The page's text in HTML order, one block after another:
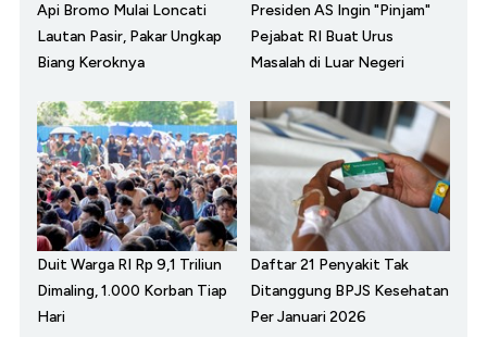
Api Bromo Mulai Loncati
Lautan Pasir, Pakar Ungkap
Biang Keroknya
Presiden AS Ingin "Pinjam"
Pejabat RI Buat Urus
Masalah di Luar Negeri
Duit Warga RI Rp 9,1 Triliun
Dimaling, 1.000 Korban Tiap
Hari
Daftar 21 Penyakit Tak
Ditanggung BPJS Kesehatan
Per Januari 2026